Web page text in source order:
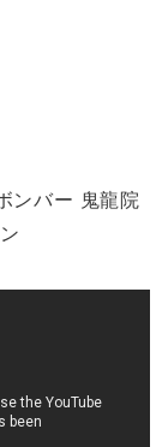
ンバー 鬼龍院